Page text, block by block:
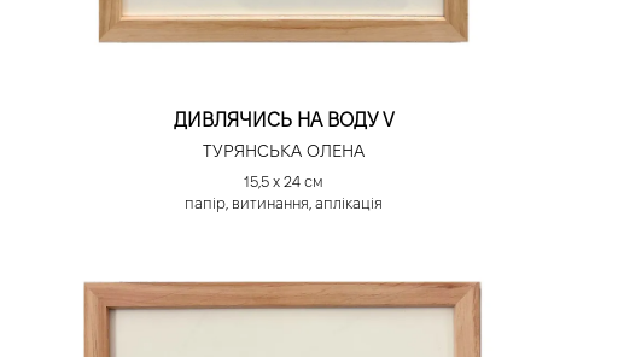
ДИВЛЯЧИСЬ НА ВОДУ V
ТУРЯНСЬКА ОЛЕНА
15,5 х 24 см
папір, витинання, аплікація